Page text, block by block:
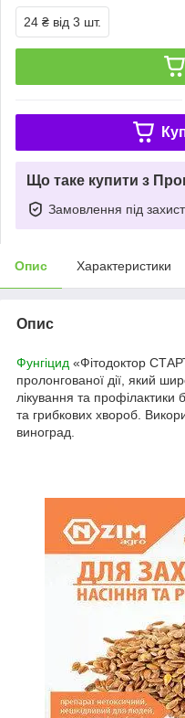
24 ₴ від 3 шт.
Що таке купити з
Замовлення під
Опис Характеристики
Опис
Фунгіцид «Фітодоктор
пролонгованої дії, який
лікування та профілактики
та грибкових хвороб.
виноград.